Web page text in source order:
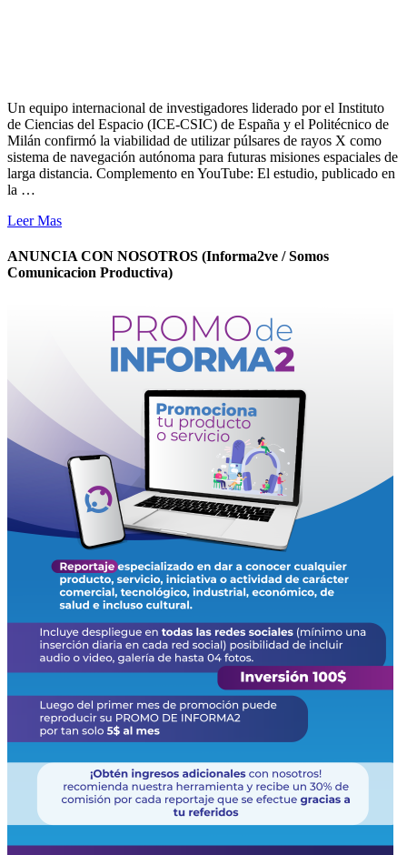
Un equipo internacional de investigadores liderado por el Instituto
de Ciencias del Espacio (ICE-CSIC) de España y el Politécnico de
Milán confirmó la viabilidad de utilizar púlsares de rayos X como
sistema de navegación autónoma para futuras misiones espaciales de
larga distancia. Complemento en YouTube: El estudio, publicado en
la …
Leer Mas
ANUNCIA CON NOSOTROS (Informa2ve / Somos
Comunicacion Productiva)